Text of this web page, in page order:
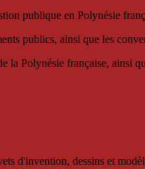
publique en Polynésie
publics, ainsi que les
la Polynésie française, ainsi
d'invention, dessins et